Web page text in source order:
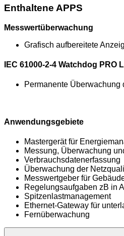
Enthaltene APPS
Messwertüberwachung
Grafisch aufbereitete
IEC 61000-2-4 Watchdog PRO
Permanente
Anwendungsgebiete
Mastergerät für
Messung, Überwachung
Verbrauchsdatenerfassung
Überwachung der
Messwertgeber für
Regelungsaufgaben zB in
Spitzenlastmanagement
Ethernet-Gateway für
Fernüberwachung